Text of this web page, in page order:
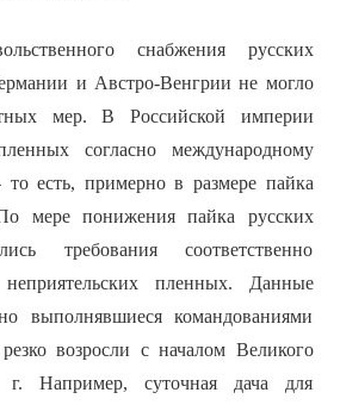
снабжения русских
и Австро-Венгрии не могло
мер. В Российской империи
согласно международному
то есть, примерно в размере пайка
мере понижения пайка русских
требования соответственно
пленных. Данные
выполнявшиеся командованиями
возросли с началом Великого
г. Например, суточная дача для